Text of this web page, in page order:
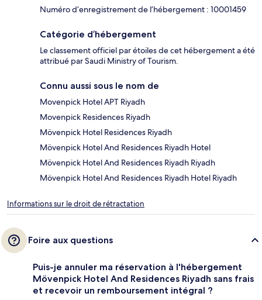
Numéro d’enregistrement de l’hébergement : 10001459
Catégorie d’hébergement
Le classement officiel par étoiles de cet hébergement a été
attribué par Saudi Ministry of Tourism.
Connu aussi sous le nom de
Movenpick Hotel APT Riyadh
Movenpick Residences Riyadh
Mövenpick Hotel Residences Riyadh
Mövenpick Hotel And Residences Riyadh Hotel
Mövenpick Hotel And Residences Riyadh Riyadh
Mövenpick Hotel And Residences Riyadh Hotel Riyadh
Informations sur le droit de rétractation
Foire aux questions
Puis-je annuler ma réservation à l'hébergement
Mövenpick Hotel And Residences Riyadh sans frais
et recevoir un remboursement intégral ?